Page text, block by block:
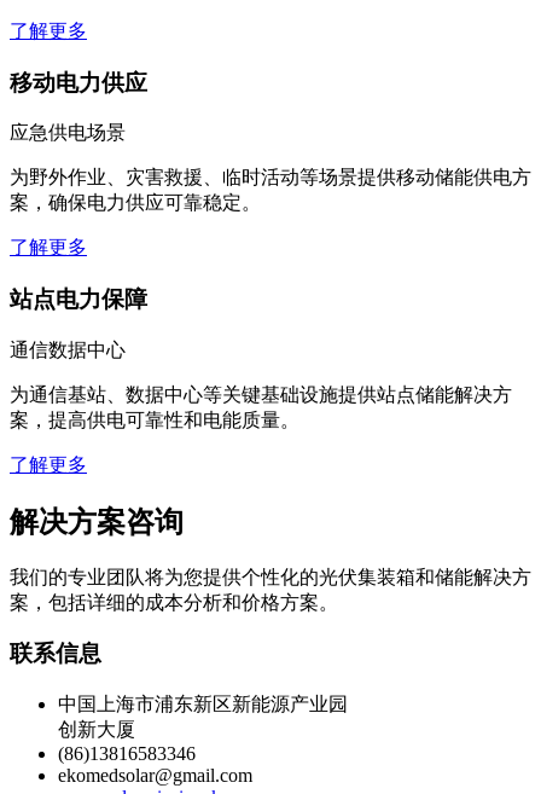
了解更多
移动电力供应
应急供电场景
为野外作业、灾害救援、临时活动等场景提供移动储能供电方
案，确保电力供应可靠稳定。
了解更多
站点电力保障
通信数据中心
为通信基站、数据中心等关键基础设施提供站点储能解决方
案，提高供电可靠性和电能质量。
了解更多
解决方案咨询
我们的专业团队将为您提供个性化的光伏集装箱和储能解决方
案，包括详细的成本分析和价格方案。
联系信息
中国上海市浦东新区新能源产业园
创新大厦
(86)13816583346
ekomedsolar@gmail.com